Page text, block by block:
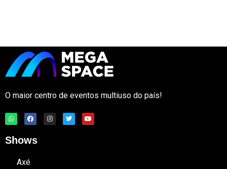
O maior centro de eventos multiuso do país!
Shows
Axé